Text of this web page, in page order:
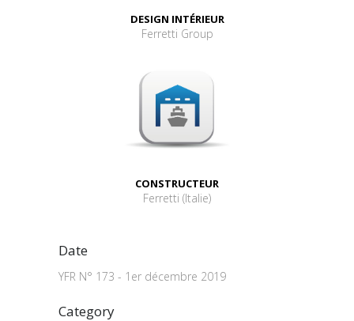
DESIGN INTÉRIEUR
Ferretti Group
CONSTRUCTEUR
Ferretti (Italie)
Date
YFR N° 173 - 1er décembre 2019
Category